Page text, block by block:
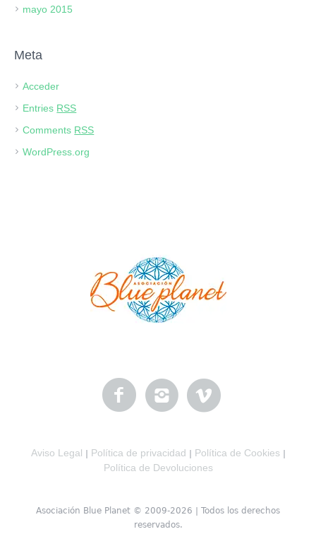
mayo 2015
Meta
Acceder
Entries RSS
Comments RSS
WordPress.org
Aviso Legal Política de privacidad Política de Cookies
Política de Devoluciones
Asociación Blue Planet © 2009-2026 | Todos los derechos
reservados.